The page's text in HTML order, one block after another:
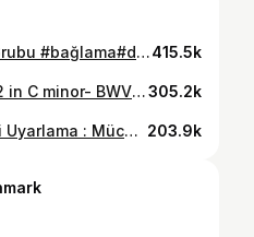
Er Turan Müzik: Turan Grubu #bağlama#dombra#centralasia#ethnicmusic#folkmusic#домбра415.5k
J.S.Bach’s Prelude No. 2 in C minor- BWV 847 #sinanayyildiz #sinanayyıldız #mucahitkol #şelpe #selpe #welltemperedclavier #wohltemperiertesklavier #wohltemperierteklavier #bach #jsbach #jsb #johannsebastianbach #baroque #baroqueperiod #adaptation #tapping #saz #bağlama #baglama305.2k
Çakal Çökerten Zeybeği Uyarlama : Mücahit Kol #saz#zeybek#bağlama#folkmusic#folkdance#ethnicmusic#halkmüziği#tapping#şelpe#mucahitkol 203.9k